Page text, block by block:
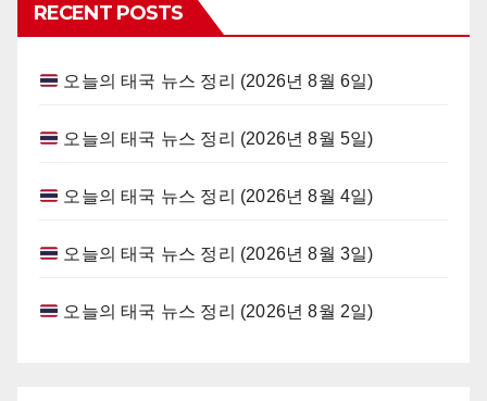
RECENT POSTS
오늘의 태국 뉴스 정리 (2026년 8월 6일)
오늘의 태국 뉴스 정리 (2026년 8월 5일)
오늘의 태국 뉴스 정리 (2026년 8월 4일)
오늘의 태국 뉴스 정리 (2026년 8월 3일)
오늘의 태국 뉴스 정리 (2026년 8월 2일)